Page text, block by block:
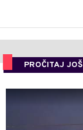
PROČITAJ JOŠ